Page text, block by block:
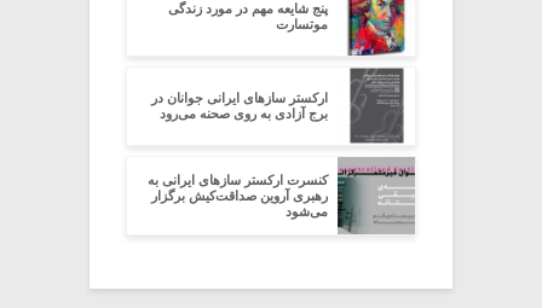
پنج شایعه مهم در مورد زندگی
موتسارت
ارکستر سازهای ایرانی جوانان در
برج آزادی به روی صحنه می‌رود
کنسرت ارکستر سازهای ایرانی به
رهبری آروین صداقت‌کیش برگزار
می‌شود